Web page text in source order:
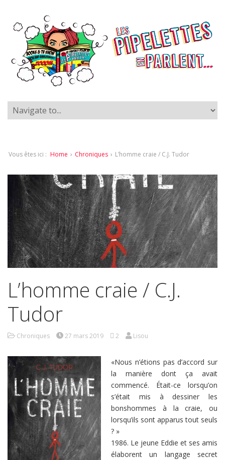
Vous êtes ici : Home › Chroniques › L’homme craie / C.J. Tudor
L’homme craie / C.J.
Tudor
Chroniques 27 mars 2019 2 Lisou
«Nous n’étions pas d’accord sur
la manière dont ça avait
commencé. Était-ce lorsqu’on
s’était mis à dessiner les
bonshommes à la craie, ou
lorsqu’ils sont apparus tout seuls
? »
1986. Le jeune Eddie et ses amis
élaborent un langage secret